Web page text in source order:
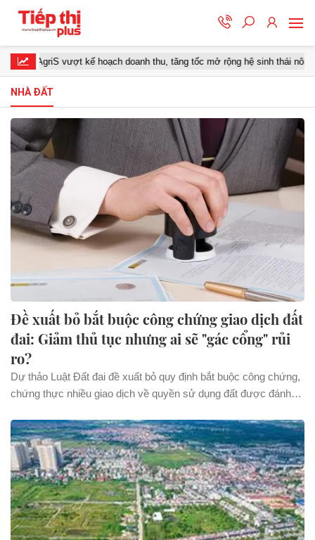
AgriS vượt kế hoạch doanh thu, tăng tốc mở rộng hệ sinh thái nông
NHÀ ĐẤT
Đề xuất bỏ bắt buộc công chứng giao dịch đất
đai: Giảm thủ tục nhưng ai sẽ "gác cổng" rủi
ro?
Dự thảo Luật Đất đai đề xuất bỏ quy định bắt buộc công chứng,
chứng thực nhiều giao dịch về quyền sử dụng đất được đánh
an toàn pháp lý.